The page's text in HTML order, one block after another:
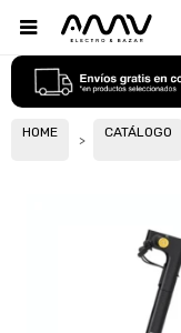

HOME CATÁLOGO